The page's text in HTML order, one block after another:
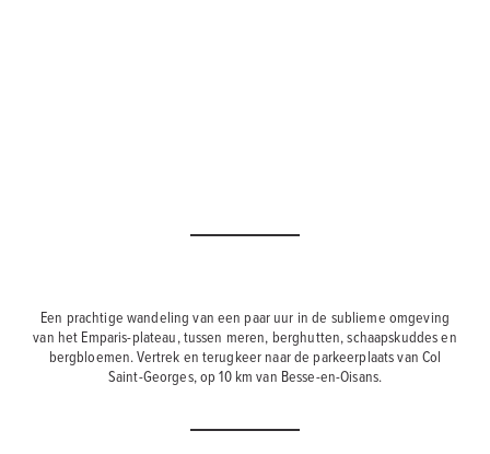
Een prachtige wandeling van een paar uur in de sublieme omgeving
van het Emparis-plateau, tussen meren, berghutten, schaapskuddes en
bergbloemen. Vertrek en terugkeer naar de parkeerplaats van Col
Saint-Georges, op 10 km van Besse-en-Oisans.